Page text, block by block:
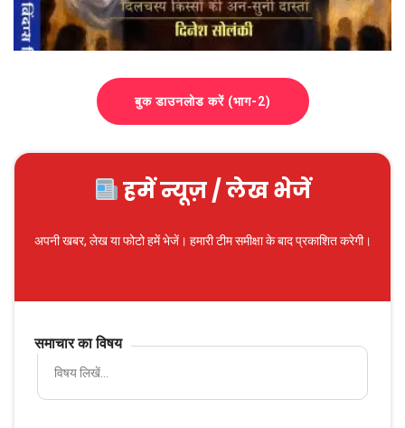
बुक डाउनलोड करें (भाग-2)
हमें न्यूज़ / लेख भेजें
अपनी खबर, लेख या फोटो हमें भेजें। हमारी टीम समीक्षा के बाद प्रकाशित करेगी।
समाचार का विषय